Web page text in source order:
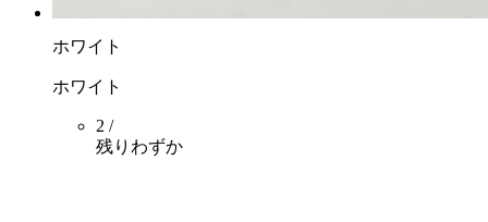
ホワイト
ホワイト
2 /
残りわずか